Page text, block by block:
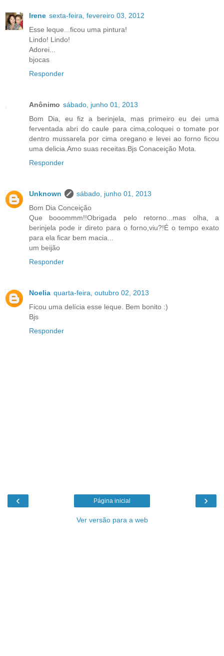
Irene sexta-feira, fevereiro 03, 2012
Esse leque...ficou uma pintura!
Lindo! Lindo!
Adorei...
bjocas
Responder
Anônimo sábado, junho 01, 2013
Bom Dia, eu fiz a berinjela, mas primeiro eu dei uma
ferventada abri do caule para cima,coloquei o tomate por
dentro mussarela por cima oregano e levei ao forno ficou
uma delicia.Amo suas receitas.Bjs Conaceição Mota.
Responder
Unknown
sábado, junho 01, 2013
Bom Dia Conceição
Que booommm!!Obrigada pelo retorno...mas olha, a
berinjela pode ir direto para o forno,viu?!É o tempo exato
para ela ficar bem macia...
um beijão
Responder
Noelia quarta-feira, outubro 02, 2013
Ficou uma delícia esse leque. Bem bonito :)
Bjs
Responder
‹ ›
Página inicial
Ver versão para a web